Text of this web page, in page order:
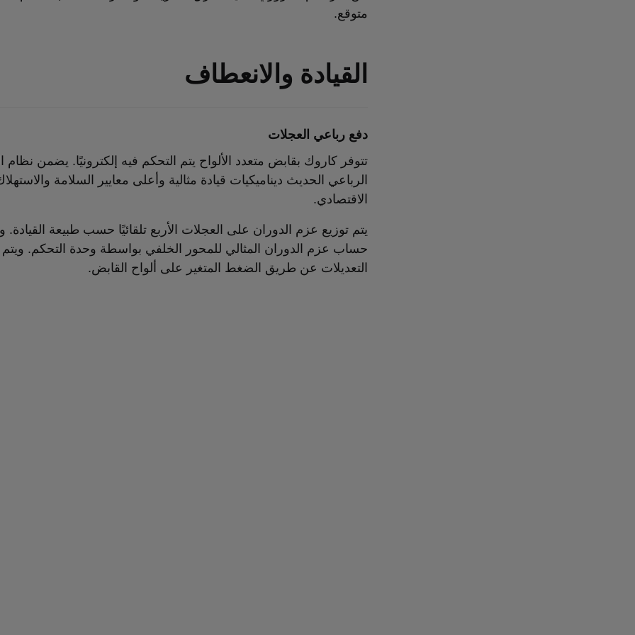
متوقع.
القيادة والانعطاف
دفع رباعي العجلات
تتوفر كاروك بقابض متعدد الألواح يتم التحكم فيه إلكترونيًا. يضمن نظام
الرباعي الحديث ديناميكيات قيادة مثالية وأعلى معايير السلامة
الاقتصادي.
يتم توزيع عزم الدوران على العجلات الأربع تلقائيًا حسب طبيعة القيادة.
حساب عزم الدوران المثالي للمحور الخلفي بواسطة وحدة التحكم. ويتم
التعديلات عن طريق الضغط المتغير على ألواح القابض.